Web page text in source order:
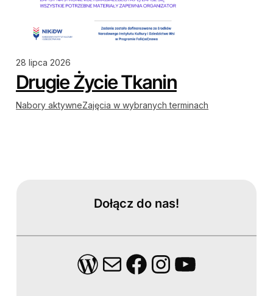
28 lipca 2026
Drugie Życie Tkanin
Nabory aktywneZajęcia w wybranych terminach
Dołącz do nas!
WordPress
MailFacebook
Instagram
YouTube